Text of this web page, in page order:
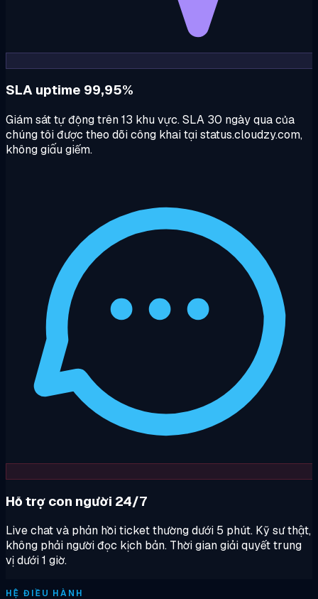
SLA uptime 99,95%
Giám sát tự động trên 13 khu vực. SLA 30 ngày qua của
chúng tôi được theo dõi công khai tại status.cloudzy.com,
không giấu giếm.
Hỗ trợ con người 24/7
Live chat và phản hồi ticket thường dưới 5 phút. Kỹ sư thật,
không phải người đọc kịch bản. Thời gian giải quyết trung
vị dưới 1 giờ.
HỆ ĐIỀU HÀNH